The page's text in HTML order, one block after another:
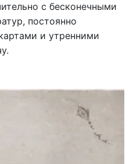
с бесконечными
постоянно
и утренними